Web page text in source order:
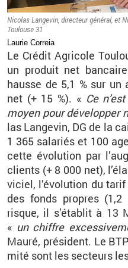
Ni­co­las Lan­ge­vin, di­rec­teur gé­né­ral, et
Tou­louse 31
Lau­rie Cor­reia
Le Cré­dit Agri­cole
un pro­duit net
hausse de 5,1 % sur un
net (+ 15 %). « Ce
moyen pour dé­ve­lop­per
las Lan­ge­vin, DG de la
1 365 sa­la­riés et 100
cette évo­lu­tion par
clients (+ 8 000 net),
vi­ciel, l’évo­lu­tion du
des fonds propres (1,2
risque, il s’éta­blit à 13
« un chiffre
Mauré, pré­sident. Le
mité sont les sec­teurs